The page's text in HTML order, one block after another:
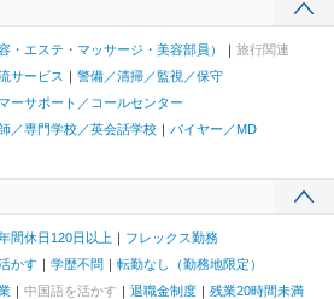
・エステ・マッサージ・美容部員）
旅行関連
サービス
警備／清掃／監視／保守
ーサポート／コールセンター
／専門学校／英会話学校
バイヤー／MD
間休日120日以上
フレックス勤務
かす 学歴不問
転勤なし（勤務地限定）
中国語を活かす 退職金制度
残業20時間未満